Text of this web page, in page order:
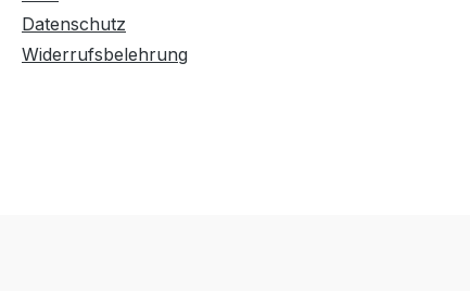
Datenschutz
Widerrufsbelehrung